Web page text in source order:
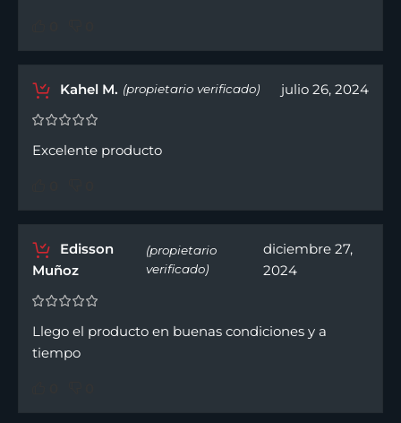
Kahel M. (propietario verificado) julio 26, 2024
Excelente producto
Edisson
Muñoz
(propietario
verificado)
diciembre 27,
2024
Llego el producto en buenas condiciones y a
tiempo